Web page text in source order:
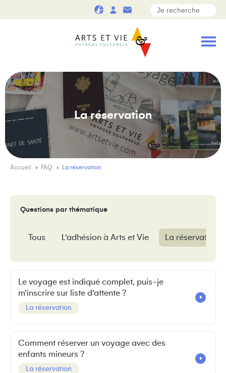
La réservation
Accueil FAQ La réservation
Questions par thématique
Tous L’adhésion à Arts et Vie La réservation
Le voyage est indiqué complet, puis-je
m’inscrire sur liste d’attente ?
La réservation
Comment réserver un voyage avec des
enfants mineurs ?
La réservation